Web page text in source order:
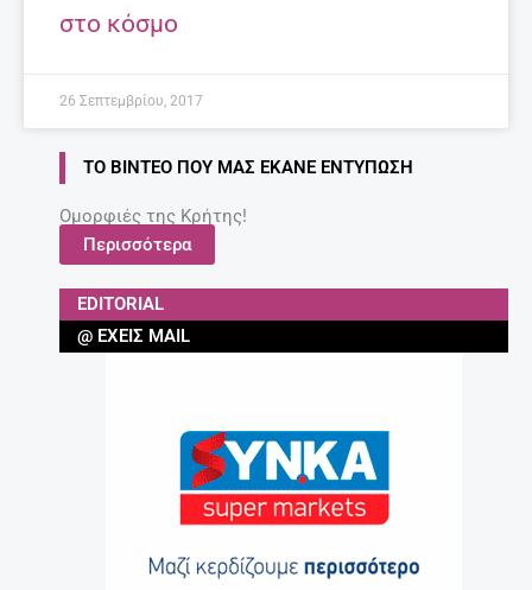
στο κόσμο
26 Σεπτεμβρίου, 2017
ΤΟ ΒΊΝΤΕΟ ΠΟΥ ΜΑΣ ΈΚΑΝΕ ΕΝΤΎΠΩΣΗ
Ομορφιές της Κρήτης!
Περισσότερα
EDITORIAL
@ ΈΧΕΙΣ MAIL